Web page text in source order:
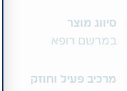
סיווג מוצר
במרשם רופא
מרכיב פעיל וחוזק